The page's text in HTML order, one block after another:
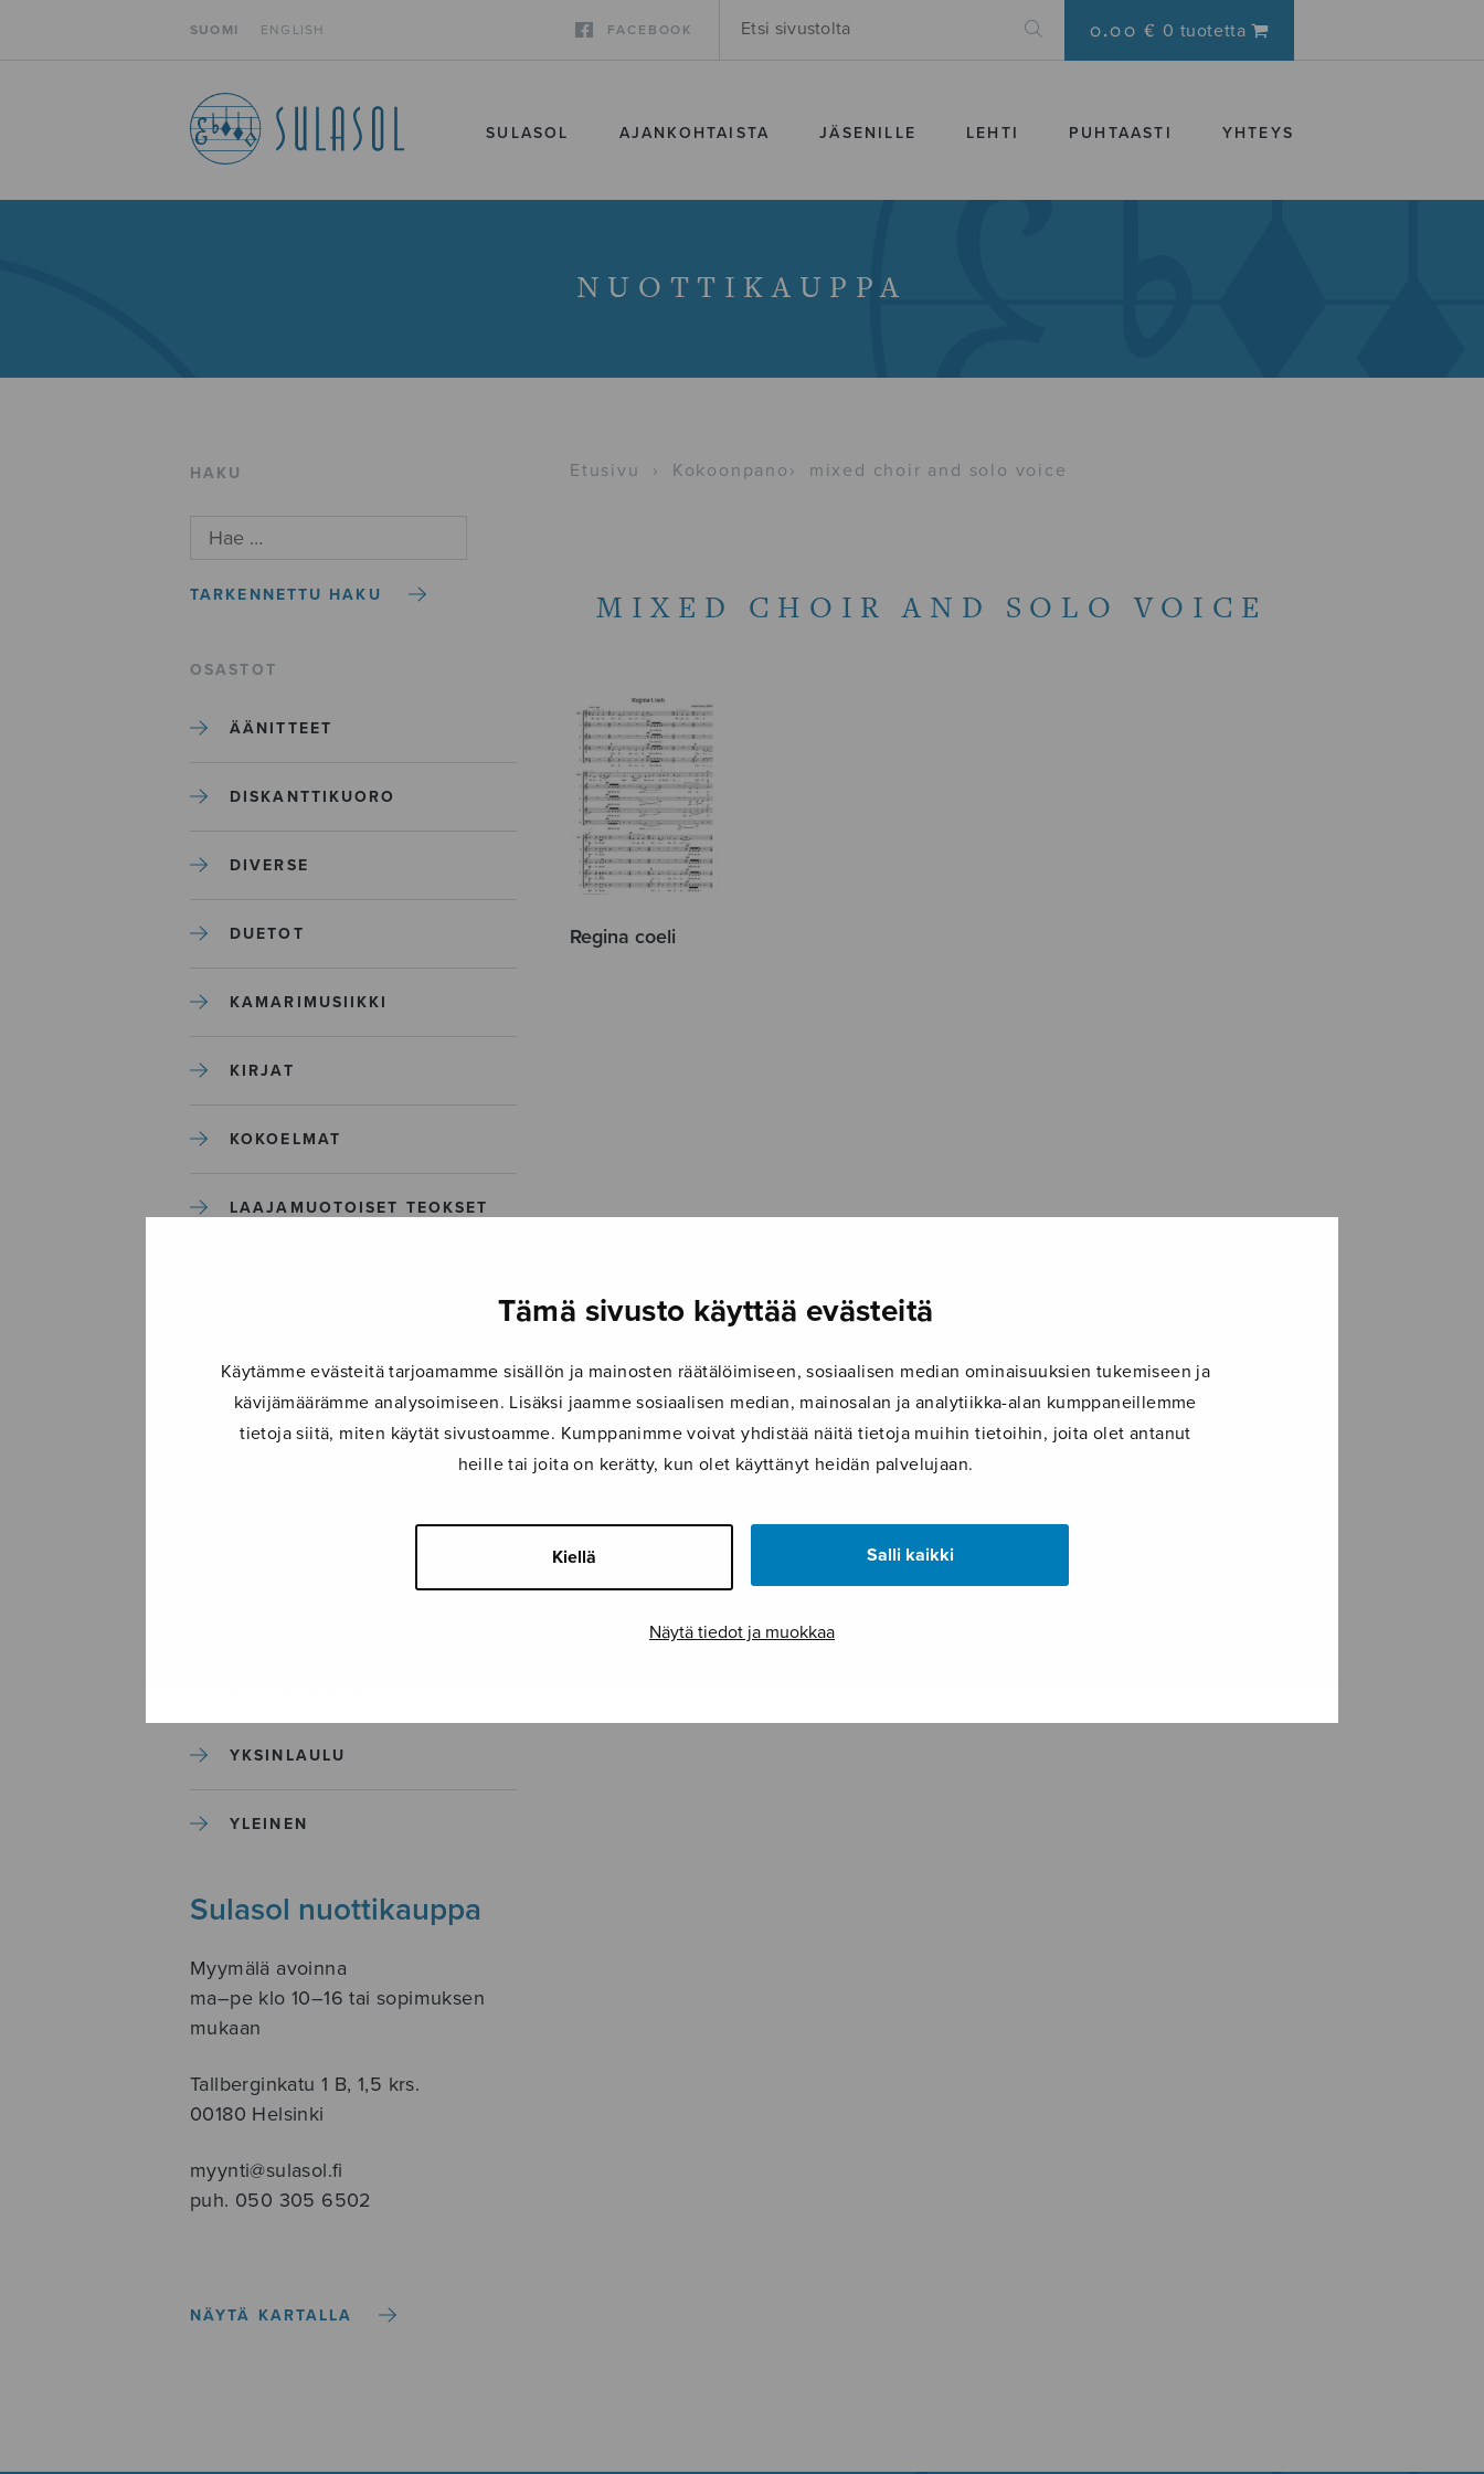
Tämä sivusto käyttää evästeitä
Käytämme evästeitä tarjoamamme sisällön ja mainosten räätälöimiseen, sosiaalisen median ominaisuuksien tukemiseen ja
kävijämäärämme analysoimiseen. Lisäksi jaamme sosiaalisen median, mainosalan ja analytiikka-alan kumppaneillemme
tietoja siitä, miten käytät sivustoamme. Kumppanimme voivat yhdistää näitä tietoja muihin tietoihin, joita olet antanut
heille tai joita on kerätty, kun olet käyttänyt heidän palvelujaan.
Kiellä Salli kaikki
Näytä tiedot ja muokkaa
SUOMI ENGLISH FACEBOOK 0.00 € 0 tuotetta
SULASOL AJANKOHTAISTA JÄSENILLE LEHTI PUHTAASTI YHTEYS
NUOTTIKAUPPA
HAKU
TARKENNETTU HAKU
OSASTOT
ÄÄNITTEET
DISKANTTIKUORO
DIVERSE
DUETOT
KAMARIMUSIIKKI
KIRJAT
KOKOELMAT
LAAJAMUOTOISET TEOKSET
MUUT
YKSINLAULU
YLEINEN
Sulasol nuottikauppa
Myymälä avoinna
ma–pe klo 10–16 tai sopimuksen
mukaan
Tallberginkatu 1 B, 1,5 krs.
00180 Helsinki
myynti@sulasol.fi
puh. 050 305 6502
NÄYTÄ KARTALLA
Etusivu › Kokoonpano › mixed choir and solo voice
MIXED CHOIR AND SOLO VOICE
Regina coeli